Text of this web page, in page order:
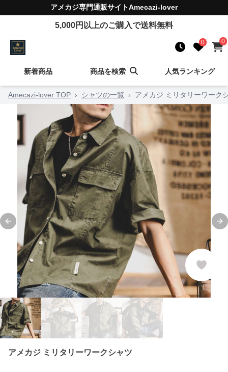
アメカジ専門通販サイトAmecazi-lover
5,000円以上のご購入で送料無料
0 0
新着商品 商品を検索 人気ランキング
Amecazi-lover TOP › シャツの一覧 › アメカジ ミリタリーワーク
Previous slide
アメカジ ミリタリーワークシャツ